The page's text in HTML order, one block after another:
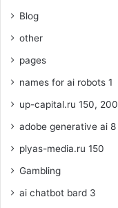
Blog
other
pages
names for ai robots 1
up-capital.ru 150, 200
adobe generative ai 8
plyas-media.ru 150
Gambling
ai chatbot bard 3